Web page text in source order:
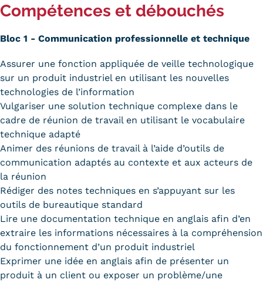
Kits communications Cnam
JPO
Compétences et débouchés
Bloc 1 - Communication professionnelle et technique
Assurer une fonction appliquée de veille technologique
sur un produit industriel en utilisant les nouvelles
technologies de l’information
Vulgariser une solution technique complexe dans le
cadre de réunion de travail en utilisant le vocabulaire
technique adapté
Animer des réunions de travail à l’aide d’outils de
communication adaptés au contexte et aux acteurs de
la réunion
Rédiger des notes techniques en s’appuyant sur les
outils de bureautique standard
Lire une documentation technique en anglais afin d’en
extraire les informations nécessaires à la compréhension
du fonctionnement d’un produit industriel
Exprimer une idée en anglais afin de présenter un
produit à un client ou exposer un problème/une